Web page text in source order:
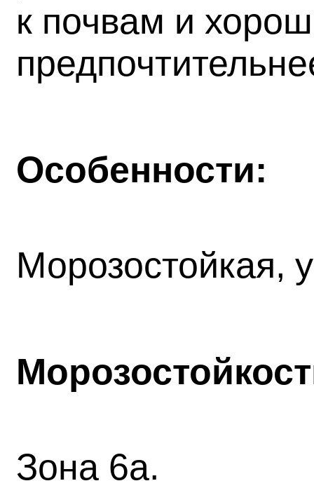
к почвам и
Особенности:
Морозостойкая,
Зона 6а.